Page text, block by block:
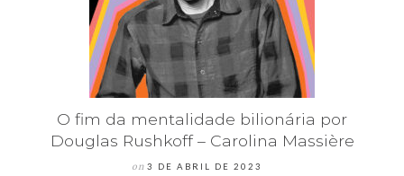
O fim da mentalidade bilionária por
Douglas Rushkoff – Carolina Massière
on 3 DE ABRIL DE 2023